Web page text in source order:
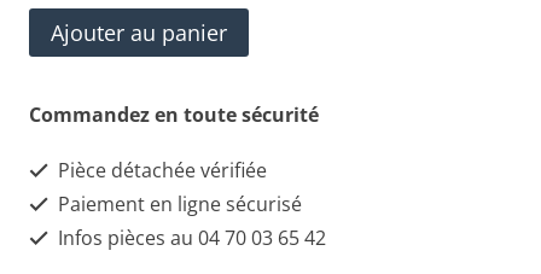
quantité
de
Clignotant
gauche
MASERATI
Quattroporte
Ajouter au panier
Commandez en toute sécurité
Pièce détachée vérifiée
Paiement en ligne sécurisé
Infos pièces au 04 70 03 65 42